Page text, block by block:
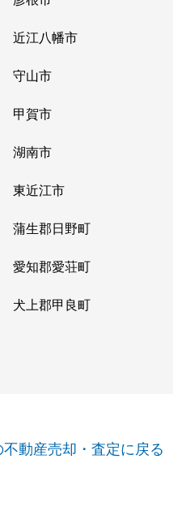
近江八幡市
守山市
甲賀市
湖南市
東近江市
蒲生郡日野町
愛知郡愛荘町
犬上郡甲良町
動産売却・査定に戻る